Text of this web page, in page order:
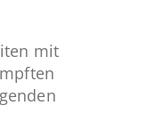
mit